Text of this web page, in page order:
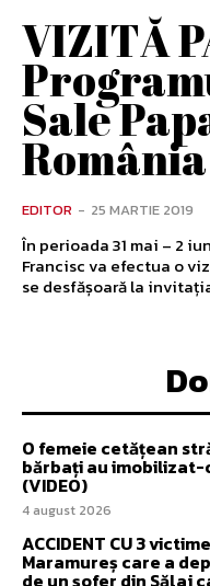
VIZITĂ
Sale
România
EDITOR - 25 MARTIE 2019
În perioada 31 mai – 2
Francisc va efectua o
se desfășoară la
O femeie cetățean
bărbați au
(VIDEO)
4 august 2026
ACCIDENT CU 3
Maramureș care a
de un șofer din Sălaj